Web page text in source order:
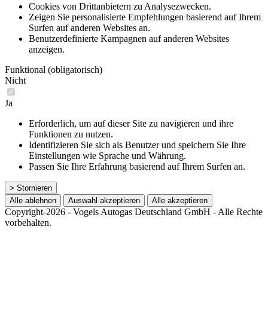
Cookies von Drittanbietern zu Analysezwecken.
Zeigen Sie personalisierte Empfehlungen basierend auf Ihrem
Surfen auf anderen Websites an.
Benutzerdefinierte Kampagnen auf anderen Websites
anzeigen.
Funktional (obligatorisch)
Nicht
Ja
Erforderlich, um auf dieser Site zu navigieren und ihre
Funktionen zu nutzen.
Identifizieren Sie sich als Benutzer und speichern Sie Ihre
Einstellungen wie Sprache und Währung.
Passen Sie Ihre Erfahrung basierend auf Ihrem Surfen an.
> Stornieren
Alle ablehnen
Auswahl akzeptieren Alle akzeptieren
Copyright-2026 - Vogels Autogas Deutschland GmbH - Alle Rechte
vorbehalten.